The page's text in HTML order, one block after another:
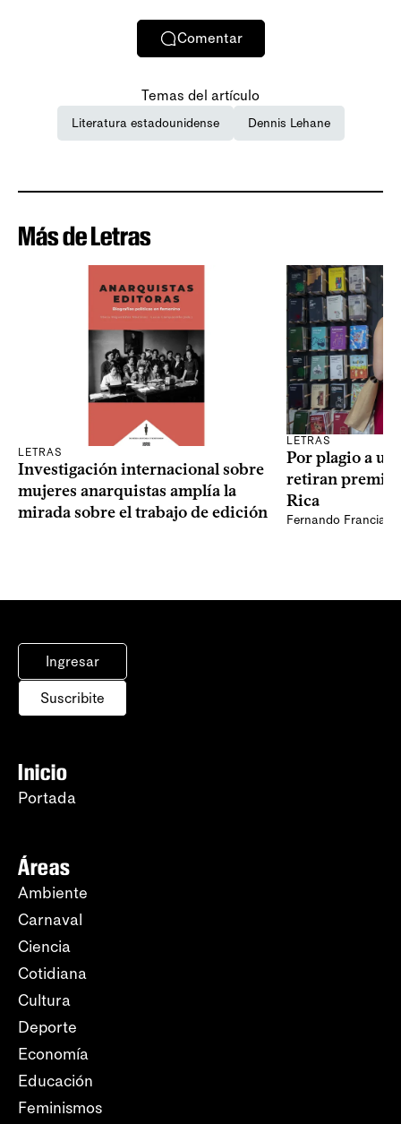
Comentar
Temas del artículo
Literatura estadounidense Dennis Lehane
Más de Letras
LETRAS
Investigación internacional sobre
mujeres anarquistas amplía la
mirada sobre el trabajo de edición
LETRAS
Por plagio a
retiran premio
Rica
Fernando Francia,
Ingresar
Suscribite
Inicio
Portada
Áreas
Ambiente
Carnaval
Ciencia
Cotidiana
Cultura
Deporte
Economía
Educación
Feminismos